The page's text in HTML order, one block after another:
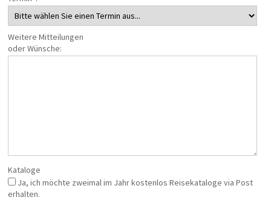
Weitere Mitteilungen
oder Wünsche:
Kataloge
Ja, ich möchte zweimal im Jahr kostenlos Reisekataloge via Post
erhalten.